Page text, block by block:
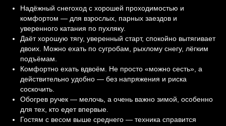
Надёжный снегоход с хорошей проходимостью и
комфортом — для взрослых, парных заездов и
уверенного катания по пухляку.
Даёт хорошую тягу, уверенный старт, спокойно вытягивает
двоих. Можно ехать по сугробам, рыхлому снегу, лёгким
подъёмам.
Комфортно ехать вдвоём. Не просто «можно сесть», а
действительно удобно — без напряжения и риска
соскочить.
Обогрев ручек — мелочь, а очень важно зимой, особенно
для тех, кто едет впервые.
Гостям с весом выше среднего — техника справится